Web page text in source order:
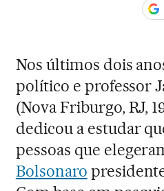
Nos últimos dois
político e professor
(Nova Friburgo, RJ,
dedicou a estudar
pessoas que
Bolsonaro